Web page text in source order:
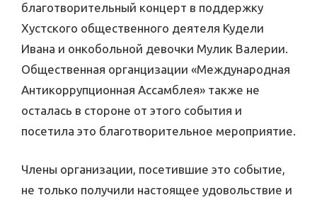
благотворительный концерт в поддержку
Хустского общественного деятеля Кудели
Ивана и онкобольной девочки Мулик Валерии.
Общественная органцизации «Международная
Антикоррупционная Ассамблея» также не
осталась в стороне от этого события и
посетила это благотворительное мероприятие.
Члены организации, посетившие это событие,
не только получили настоящее удовольствие и